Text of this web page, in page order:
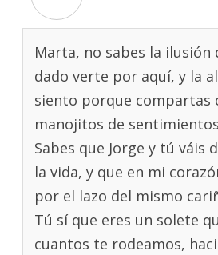
Marta, no sabes la ilusión
dado verte por aquí, y la
siento porque compartas
manojitos de
Sabes que Jorge y tú váis
la vida, y que en mi
por el lazo del mismo
Tú sí que eres un solete
cuantos te rodeamos,